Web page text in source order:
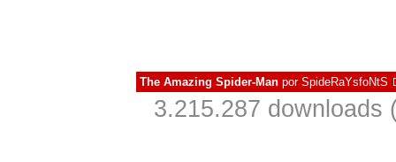
The Amazing Spider-Man por SpideRaYsfoNtS
3.215.287 downloads